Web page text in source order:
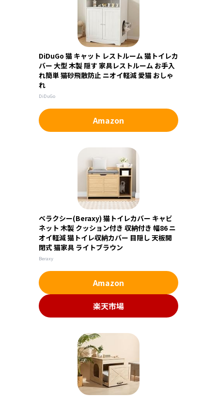
DiDuGo 猫 キャット レストルーム 猫トイレカ
バー 大型 木製 隠す 家具レストルーム お手入
れ簡単 猫砂飛散防止 ニオイ軽減 愛猫 おしゃ
れ
DiDuGo
Amazon
ベラクシー(Beraxy) 猫トイレカバー キャビ
ネット 木製 クッション付き 収納付き 幅86 ニ
オイ軽減 猫トイレ収納カバー 目隠し 天板開
閉式 猫家具 ライトブラウン
Beraxy
Amazon
楽天市場